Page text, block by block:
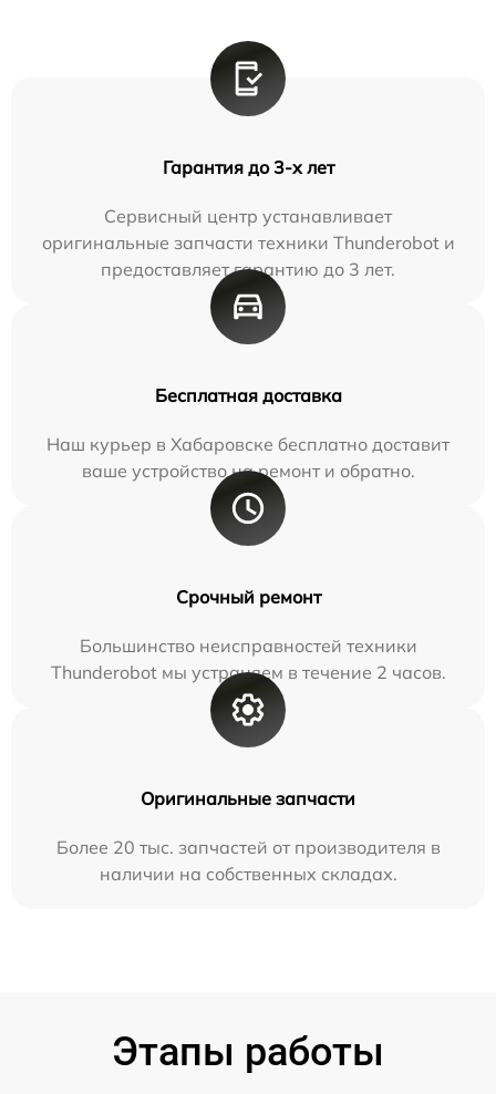
Гарантия до 3-х лет
Сервисный центр устанавливает
оригинальные запчасти техники Thunderobot и
предоставляет гарантию до 3 лет.
Бесплатная доставка
Наш курьер в Хабаровске бесплатно доставит
ваше устройство на ремонт и обратно.
Срочный ремонт
Большинство неисправностей техники
Thunderobot мы устраняем в течение 2 часов.
Оригинальные запчасти
Более 20 тыс. запчастей от производителя в
наличии на собственных складах.
Этапы работы